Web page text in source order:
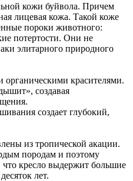
кожи буйвола. Причем
лицевая кожа. Такой коже
пороки животного:
потертости. Они не
элитарного природного
красителями.
создавая
создает глубокий,
из тропической акации.
породам и поэтому
что кресло выдержит большие
лет.